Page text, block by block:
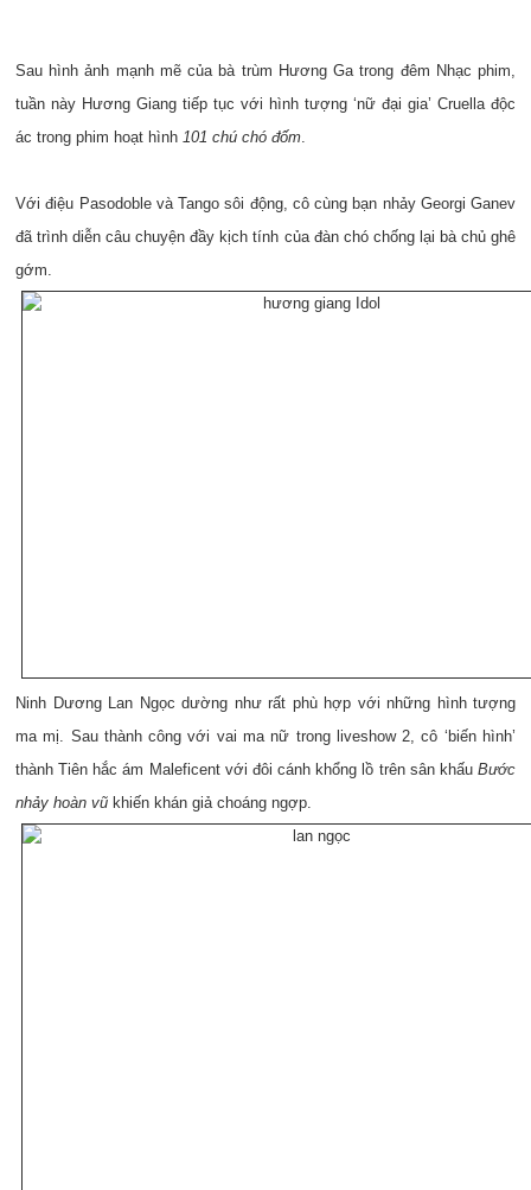
Sau hình ảnh mạnh mẽ của bà trùm Hương Ga trong đêm Nhạc phim,
tuần này Hương Giang tiếp tục với hình tượng ‘nữ đại gia’ Cruella độc
ác trong phim hoạt hình 101 chú chó đốm.
Với điệu Pasodoble và Tango sôi động, cô cùng bạn nhảy Georgi Ganev
đã trình diễn câu chuyện đầy kịch tính của đàn chó chống lại bà chủ ghê
gớm.
Ninh Dương Lan Ngọc dường như rất phù hợp với những hình tượng
ma mị. Sau thành công với vai ma nữ trong liveshow 2, cô ‘biến hình’
thành Tiên hắc ám Maleficent với đôi cánh khổng lồ trên sân khấu Bước
nhảy hoàn vũ khiến khán giả choáng ngợp.